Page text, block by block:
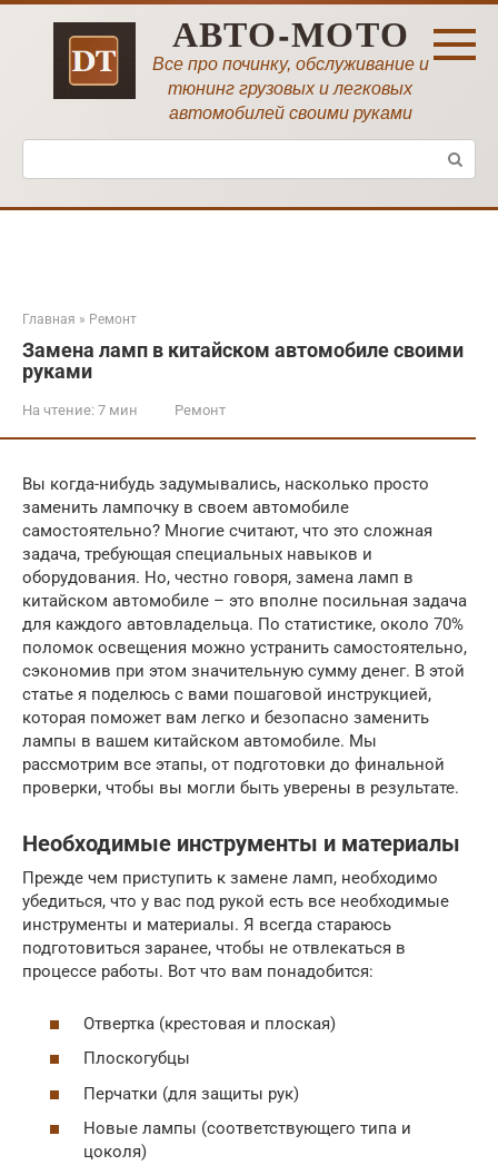
Перейти
АВТО-МОТО
Все про починку, обслуживание и
тюнинг грузовых и легковых
автомобилей своими руками
Поиск:
Главная » Ремонт
Замена ламп в китайском автомобиле своими
руками
На чтение: 7 мин Ремонт
Вы когда-нибудь задумывались, насколько просто
заменить лампочку в своем автомобиле
самостоятельно? Многие считают, что это сложная
задача, требующая специальных навыков и
оборудования. Но, честно говоря, замена ламп в
китайском автомобиле – это вполне посильная задача
для каждого автовладельца. По статистике, около 70%
поломок освещения можно устранить самостоятельно,
сэкономив при этом значительную сумму денег. В этой
статье я поделюсь с вами пошаговой инструкцией,
которая поможет вам легко и безопасно заменить
лампы в вашем китайском автомобиле. Мы
рассмотрим все этапы, от подготовки до финальной
проверки, чтобы вы могли быть уверены в результате.
Необходимые инструменты и материалы
Прежде чем приступить к замене ламп, необходимо
убедиться, что у вас под рукой есть все необходимые
инструменты и материалы. Я всегда стараюсь
подготовиться заранее, чтобы не отвлекаться в
процессе работы. Вот что вам понадобится:
Отвертка (крестовая и плоская)
Плоскогубцы
Перчатки (для защиты рук)
Новые лампы (соответствующего типа и
цоколя)